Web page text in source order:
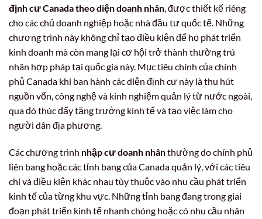
định cư Canada theo diện doanh nhân, được thiết kế riêng
cho các chủ doanh nghiệp hoặc nhà đầu tư quốc tế. Những
chương trình này không chỉ tạo điều kiện để họ phát triển
kinh doanh mà còn mang lại cơ hội trở thành thường trú
nhân hợp pháp tại quốc gia này. Mục tiêu chính của chính
phủ Canada khi ban hành các diện định cư này là thu hút
nguồn vốn, công nghệ và kinh nghiệm quản lý từ nước ngoài,
qua đó thúc đẩy tăng trưởng kinh tế và tạo việc làm cho
người dân địa phương.
Các chương trình nhập cư doanh nhânthường do chính phủ
liên bang hoặc các tỉnh bang của Canada quản lý, với các tiêu
chí và điều kiện khác nhau tùy thuộc vào nhu cầu phát triển
kinh tế của từng khu vực. Những tỉnh bang đang trong giai
đoạn phát triển kinh tế nhanh chóng hoặc có nhu cầu nhân